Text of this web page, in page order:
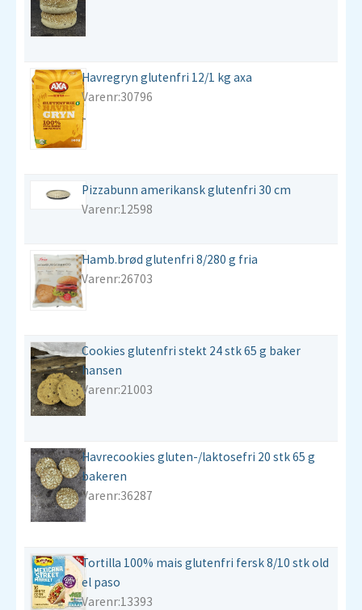
Havregryn glutenfri 12/1 kg axa
Varenr:30796
Pizzabunn amerikansk glutenfri 30 cm
Varenr:12598
Hamb.brød glutenfri 8/280 g fria
Varenr:26703
Cookies glutenfri stekt 24 stk 65 g baker
hansen
Varenr:21003
Havrecookies gluten-/laktosefri 20 stk 65 g
bakeren
Varenr:36287
Tortilla 100% mais glutenfri fersk 8/10 stk old
el paso
Varenr:13393